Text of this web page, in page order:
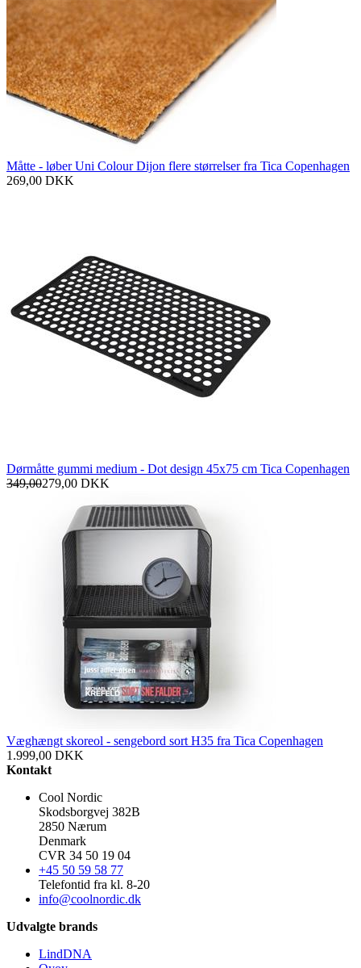
Måtte - løber Uni Colour Dijon flere størrelser fra Tica Copenhagen
269,00 DKK
Dørmåtte gummi medium - Dot design 45x75 cm Tica Copenhagen
349,00279,00 DKK
Væghængt skoreol - sengebord sort H35 fra Tica Copenhagen
1.999,00 DKK
Kontakt
Cool Nordic
Skodsborgvej 382B
2850 Nærum
Denmark
CVR 34 50 19 04
+45 50 59 58 77
Telefontid fra kl. 8-20
info@coolnordic.dk
Udvalgte brands
LindDNA